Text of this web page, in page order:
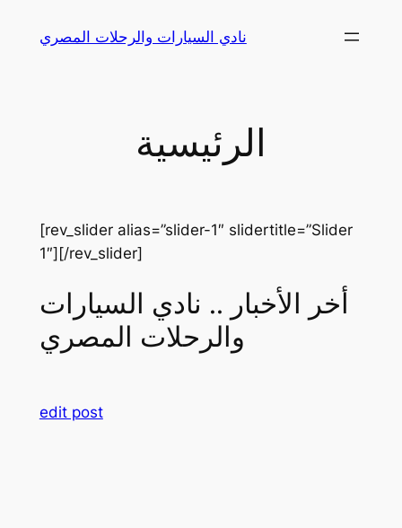
نادي السيارات والرحلات المصري
الرئيسية
[rev_slider alias=”slider-1″ slidertitle=”Slider
1″][/rev_slider]
أخر الأخبار .. نادي السيارات
والرحلات المصري
edit post